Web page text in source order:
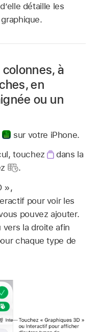
détaille les
à
en
ou un
sur votre iPhone.
touchez
dans la
.
»,
pour voir les
pouvez ajouter.
vers la droite afin
chaque type de